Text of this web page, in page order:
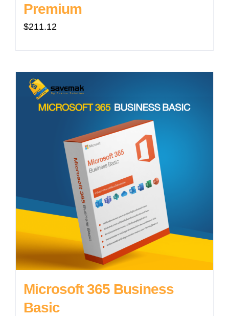
Premium
$211.12
Microsoft 365 Business
Basic